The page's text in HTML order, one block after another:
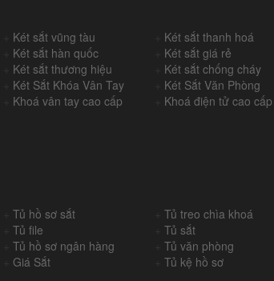
Két sắt vũng tàu
Két sắt thanh hoá
Két sắt hàn quốc
Két sắt giá rẻ
Két sắt thương hiệu
Két sắt chống cháy
Két Sắt Khóa Vân Tay
Két Sắt Văn Phòng
Khoá vân tay cao cấp Khoá điện tử cao cấp
+Tủ hồ sơ sắt
Tủ treo chìa khoá
+Tủ file
Tủ sắt
+Tủ hồ sơ ngân hàng
Tủ văn phòng
+Giá Sắt Tủ kệ hồ sơ